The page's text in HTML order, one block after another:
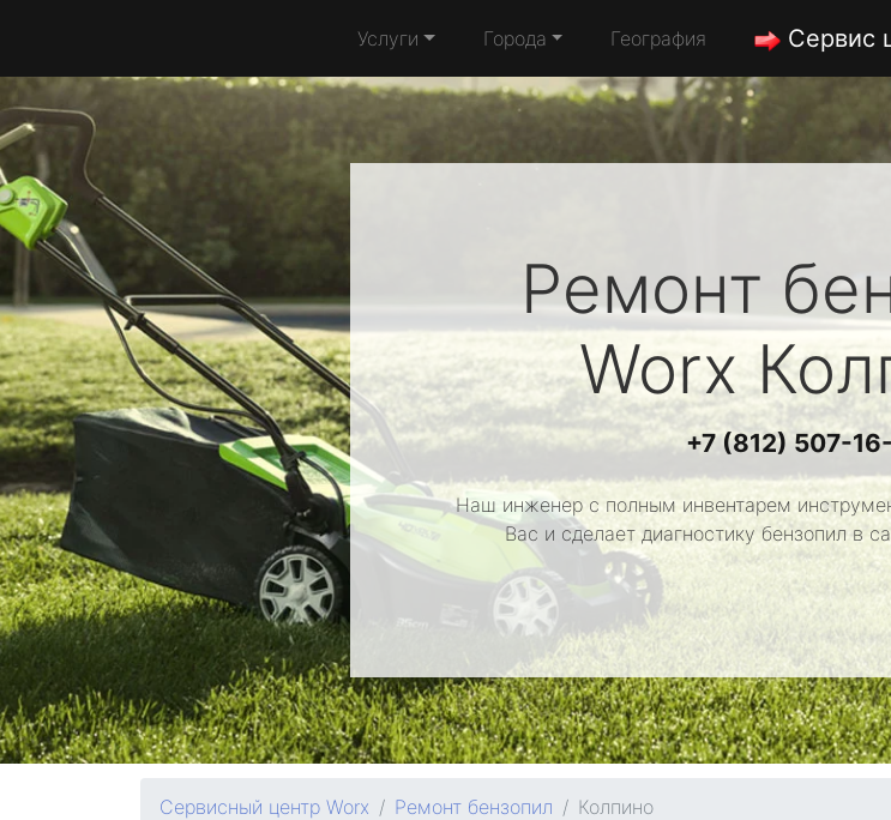
Услуги Города География Сервис
Ремонт
Worx
+7 (812) 507-
Наш инженер с полным инвентарем
Вас и сделает диагностику бензопил в
Сервисный центр Worx Ремонт бензопил Колпино